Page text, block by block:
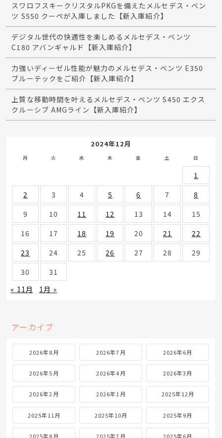
スワロフスキークリスタルPKGを備えたメルセデス・ベン
ツ S550 クーペが入庫しました【新入庫紹介】
デジタル世代の快適性を楽しめるメルセデス・ベンツ
C180 アバンギャルド【新入庫紹介】
力強いディーゼル性能が魅力のメルセデス・ベンツ E350
ブルーテックをご紹介【新入庫紹介】
上質な移動時間を叶えるメルセデス・ベンツ S450 エクス
クルーシブ AMGライン【新入庫紹介】
2024年12月
月 火 水 木 金 土 日
1
2
3 4 5 6 7
8
9
10 11 12 13 14
15
16
17 18 19 20 21
22
23
24 25 26 27 28
29
30
31
« 11月
1月 »
アーカイブ
2026年8月 2026年7月 2026年6月
2026年5月 2026年4月 2026年3月
2026年2月 2026年1月 2025年12月
2025年11月 2025年10月 2025年9月
2025年8月 2025年7月 2025年6月